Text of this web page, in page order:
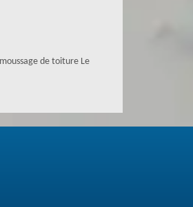
de toiture Le